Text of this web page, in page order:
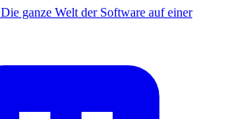
Die ganze Welt der Software auf einer